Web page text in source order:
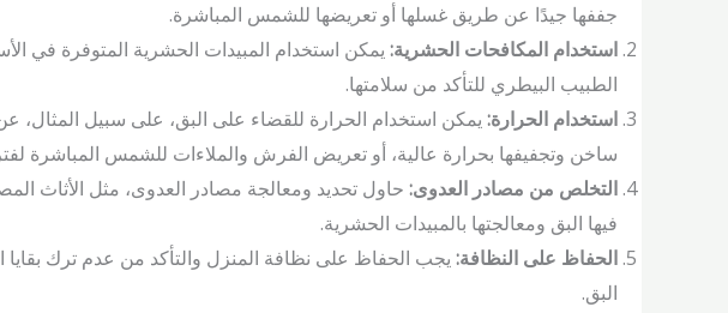
جففها جيدًا عن طريق غسلها أو تعريضها للشمس المباشرة.
استخدام المكافحات الحشرية: يمكن استخدام المبيدات الحشرية المتوفرة في
الطبيب البيطري للتأكد من سلامتها.
استخدام الحرارة: يمكن استخدام الحرارة للقضاء على البق، على سبيل
ساخن وتجفيفها بحرارة عالية، أو تعريض الفرش والملاءات للشمس المباشرة
التخلص من مصادر العدوى: حاول تحديد ومعالجة مصادر العدوى، مثل الأثاث
فيها البق ومعالجتها بالمبيدات الحشرية.
الحفاظ على النظافة: يجب الحفاظ على نظافة المنزل والتأكد من عدم ترك بقايا
البق.